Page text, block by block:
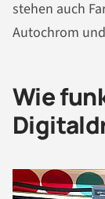
stehen auch
Autochrom
Wie